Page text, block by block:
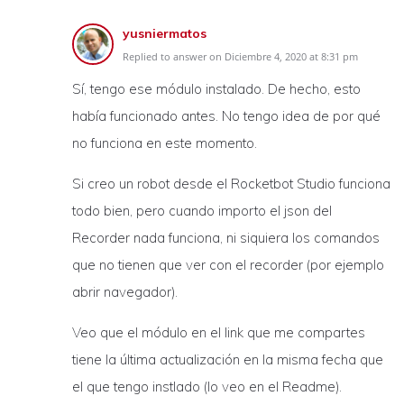
yusniermatos
Replied to answer on Diciembre 4, 2020 at 8:31 pm
Sí, tengo ese módulo instalado. De hecho, esto
había funcionado antes. No tengo idea de por qué
no funciona en este momento.
Si creo un robot desde el Rocketbot Studio funciona
todo bien, pero cuando importo el json del
Recorder nada funciona, ni siquiera los comandos
que no tienen que ver con el recorder (por ejemplo
abrir navegador).
Veo que el módulo en el link que me compartes
tiene la última actualización en la misma fecha que
el que tengo instlado (lo veo en el Readme).